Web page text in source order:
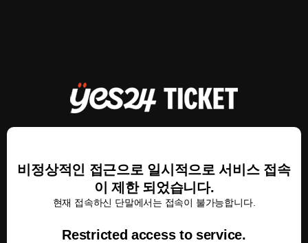
비정상적인 접근으로 일시적으로 서비스 접속
이 제한 되었습니다.
현재 접속하신 단말에서는 접속이 불가능합니다.
Restricted access to service.